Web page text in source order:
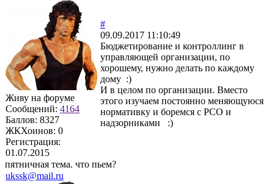
Живу на форуме
Сообщений: 4164
Баллов: 8327
ЖКХоинов: 0
Регистрация:
01.07.2015
#
09.09.2017 11:10:49
Бюджетирование и контроллинг в
управляющей организации, по
хорошему, нужно делать по каждому
дому :)
И в целом по организации. Вместо
этого изучаем постоянно меняющуюся
нормативку и боремся с РСО и
надзорниками :)
пятничная тема. что пьем?
ukssk@mail.ru